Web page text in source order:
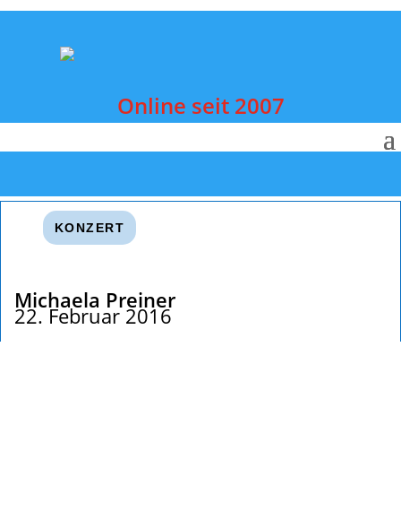
Online seit 2007
KONZERT
Michaela Preiner
22. Februar 2016